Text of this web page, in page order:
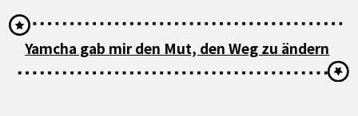
Yamcha gab mir den Mut, den Weg zu ändern